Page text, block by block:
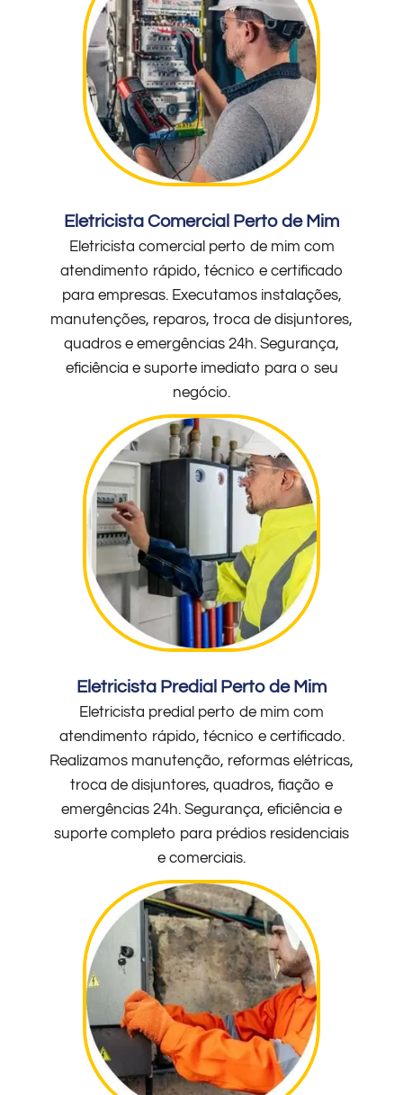
Eletricista Comercial Perto de Mim
Eletricista comercial perto de mim com
atendimento rápido, técnico e certificado
para empresas. Executamos instalações,
manutenções, reparos, troca de disjuntores,
quadros e emergências 24h. Segurança,
eficiência e suporte imediato para o seu
negócio.
Eletricista Predial Perto de Mim
Eletricista predial perto de mim com
atendimento rápido, técnico e certificado.
Realizamos manutenção, reformas elétricas,
troca de disjuntores, quadros, fiação e
emergências 24h. Segurança, eficiência e
suporte completo para prédios residenciais
e comerciais.